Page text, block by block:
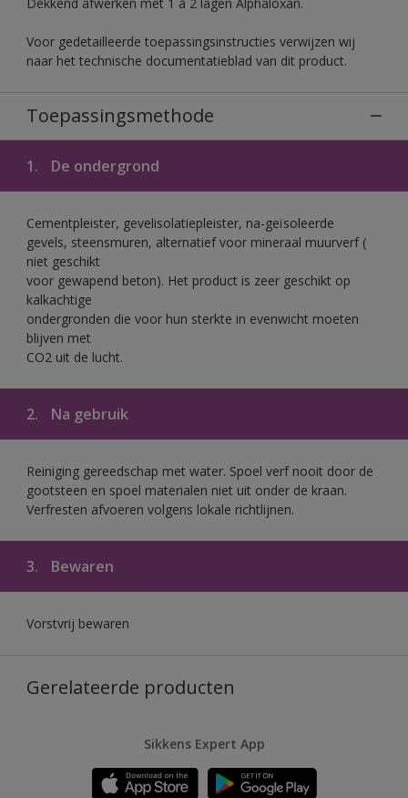
Voor gedetailleerde toepassingsinstructies verwijzen wij
naar het technische documentatieblad van dit product.
Toepassingsmethode
1. De ondergrond
Cementpleister, gevelisolatiepleister, na-geïsoleerde
gevels, steensmuren, alternatief voor mineraal muurverf (
niet geschikt
voor gewapend beton). Het product is zeer geschikt op
kalkachtige
ondergronden die voor hun sterkte in evenwicht moeten
blijven met
CO2 uit de lucht.
2. Na gebruik
Reiniging gereedschap met water. Spoel verf nooit door de
gootsteen en spoel materialen niet uit onder de kraan.
Verfresten afvoeren volgens lokale richtlijnen.
3. Bewaren
Vorstvrij bewaren
Gerelateerde producten
Sikkens Expert App